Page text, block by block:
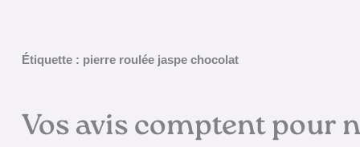
Étiquette : pierre roulée jaspe chocolat
Vos avis comptent pour